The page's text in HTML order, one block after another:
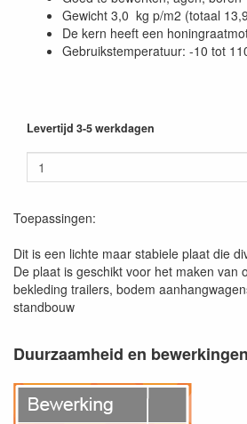
Gewicht 3,0 kg p/m2 (totaal
De kern heeft een
Gebruikstemperatuur: -10 tot
Levertijd 3-5 werkdagen
Toepassingen:
Dit is een lichte maar stabiele plaat die
De plaat is geschikt voor het maken van
bekleding trailers, bodem
standbouw
Duurzaamheid en